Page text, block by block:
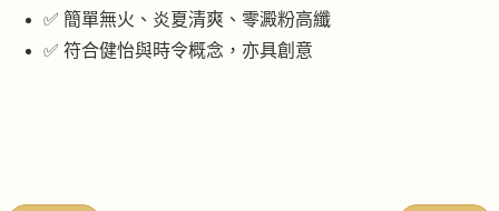
✅ 簡單無火、炎夏清爽、零澱粉高纖
✅ 符合健怡與時令概念，亦具創意